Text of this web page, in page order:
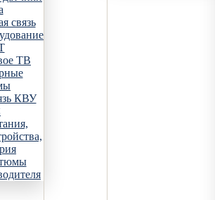
связь
ТВ
КВУ